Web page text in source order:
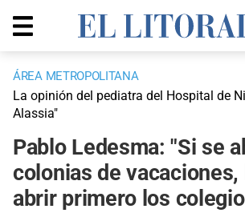
ÁREA METROPOLITANA
La opinión del pediatra del Hospital de
Alassia"
Pablo Ledesma: "Si se
colonias de vacaciones,
abrir primero los